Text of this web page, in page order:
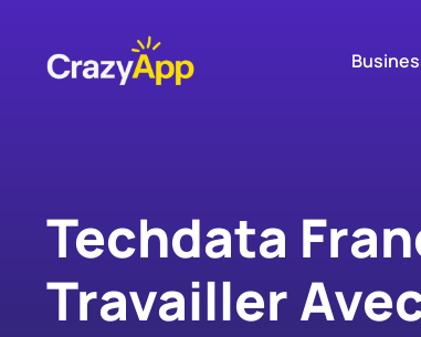
Techdata
Travailler